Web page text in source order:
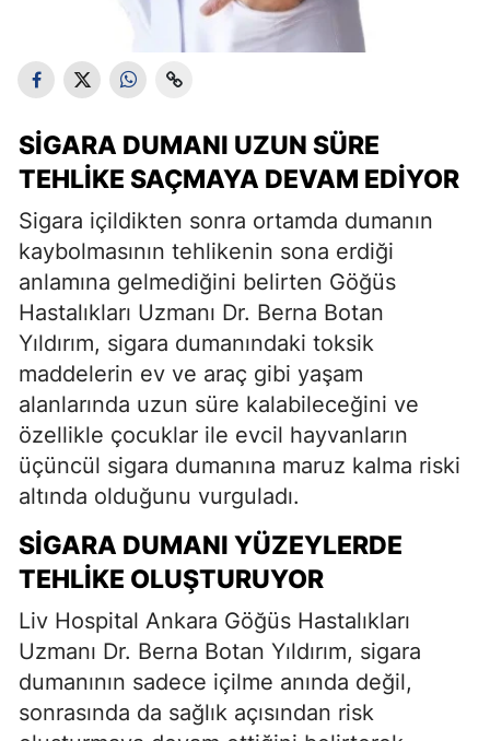
SIGARA DUMANI UZUN SÜRE
TEHLIKE SAÇMAYA DEVAM EDIYOR
Sigara içildikten sonra ortamda dumanın
kaybolmasının tehlikenin sona erdiği
anlamına gelmediğini belirten Göğüs
Hastalıkları Uzmanı Dr. Berna Botan
Yıldırım, sigara dumanındaki toksik
maddelerin ev ve araç gibi yaşam
alanlarında uzun süre kalabileceğini ve
özellikle çocuklar ile evcil hayvanların
üçüncül sigara dumanına maruz kalma riski
altında olduğunu vurguladı.
SIGARA DUMANI YÜZEYLERDE
TEHLIKE OLUŞTURUYOR
Liv Hospital Ankara Göğüs Hastalıkları
Uzmanı Dr. Berna Botan Yıldırım, sigara
dumanının sadece içilme anında değil,
sonrasında da sağlık açısından risk